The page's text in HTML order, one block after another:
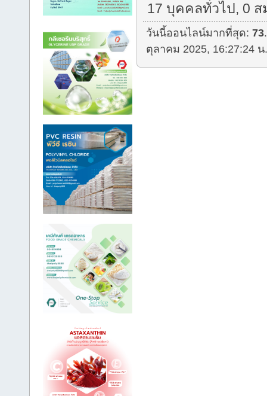
17 บุคคลทั่วไป, 0 ส
วันนี้ออนไลน์มากที่สุด:73
ตุลาคม 2025, 16:27:24 น